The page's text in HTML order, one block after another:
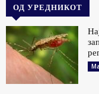
ОД УРЕДНИКОТ